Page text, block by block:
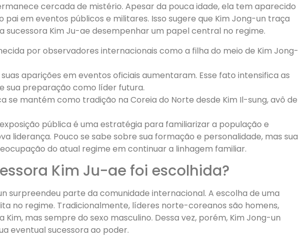
cercada de mistério. Apesar da pouca idade, ela tem aparecido
pai em eventos públicos e militares. Isso sugere que Kim Jong-un traça
sucessora Kim Ju-ae desempenhar um papel central no regime.
por observadores internacionais como a filha do meio de Kim Jong-
suas aparições em eventos oficiais aumentaram. Esse fato intensifica as
sua preparação como líder futura.
se mantém como tradição na Coreia do Norte desde Kim Il-sung, avô de
pública é uma estratégia para familiarizar a população e
liderança. Pouco se sabe sobre sua formação e personalidade, mas sua
do atual regime em continuar a linhagem familiar.
Kim Ju-ae foi escolhida?
surpreendeu parte da comunidade internacional. A escolha de uma
no regime. Tradicionalmente, líderes norte-coreanos são homens,
Kim, mas sempre do sexo masculino. Dessa vez, porém, Kim Jong-un
eventual sucessora ao poder.